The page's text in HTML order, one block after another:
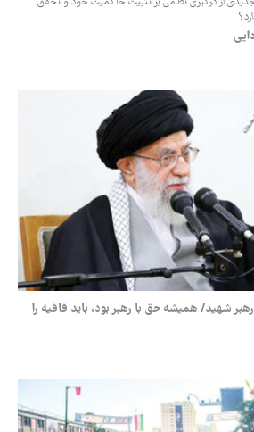
شهید/ همیشه حق با رهبر بود، باید قافیه را